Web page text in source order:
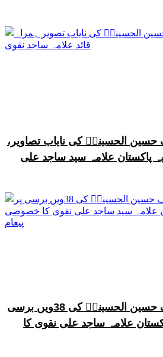
حسین الحسینیؒ کی نایاب تصاویر،
پاکستان علامہ سید ساجد علی
شہید قائد علامہ عارف حسین الحسینیؒ کی 38ویں برسی
علامہ ساجد علی نقوی کا